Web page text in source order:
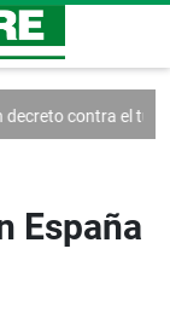
contra el turismo
España